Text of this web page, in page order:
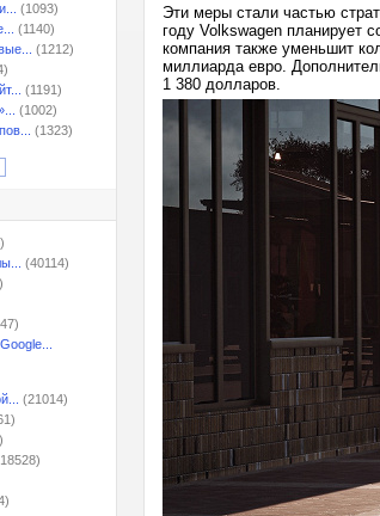
(1093)
(1140)
(1212)
(1191)
(1002)
(1323)
(40114)
(21014)
Эти меры стали частью
году Volkswagen планирует
компания также уменьшит
миллиарда евро.
1 380 долларов.